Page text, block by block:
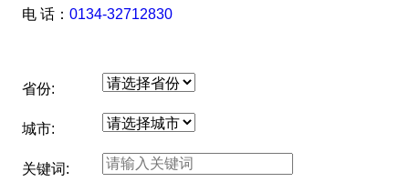
电 话： 0134-32712830
省份:
城市:
关键词: